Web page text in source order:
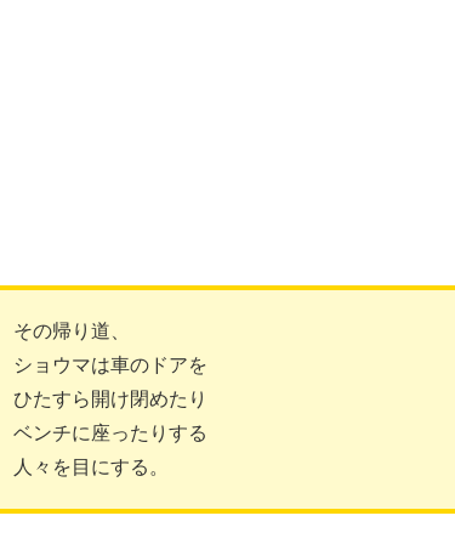
その帰り道、
ショウマは車のドアを
ひたすら開け閉めたり
ベンチに座ったりする
人々を目にする。